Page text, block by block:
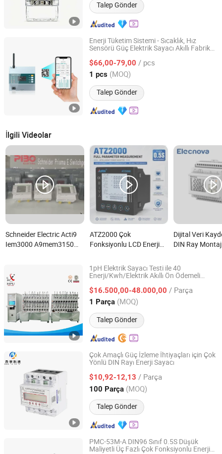
Talep Gönder
Enerji Tüketim Sistemi - Sıcaklık, Hız
Sensörü Güç Elektrik Sayacı Akıllı Fabrika
$66,00-79,00 / pcs
1 pcs (MOQ)
Talep Gönder
Shenzhen Toprie Electronics Co., Ltd.
Guangdong, China Fiyat 2024
İlgili Videolar
Schneider Electric Acti9
Iem3000 A9mem3150
ATZ2000 Çok
Fonksiyonlu LCD Enerji
Sayacı nedir?
Dijital Veri
DIN Ray
1pH Elektrik Sayacı Testi ile 40
Enerji/Kwh/Elektrik Akıllı Ön Ödemeli
PTC8125D
$16.500,00-48.000,00 / Parça
1 Parça (MOQ)
Talep Gönder
Zhejiang Hanpu Power Technology Co., Ltd.
Zhejiang, China Fiyat 2015
Çok Amaçlı Güç İzleme İhtiyaçları için Çok
Yönlü DIN Rayı Enerji Sayacı
$10,92-12,13 / Parça
100 Parça (MOQ)
Talep Gönder
Zhongxin Hengrui (Tianjin) Technology LLC
Tianjin, China Fiyat 2026
PMC-53M-A DIN96 Sınıf 0.5S Düşük
Maliyetli Üç Fazlı Çok Fonksiyonlu Enerji